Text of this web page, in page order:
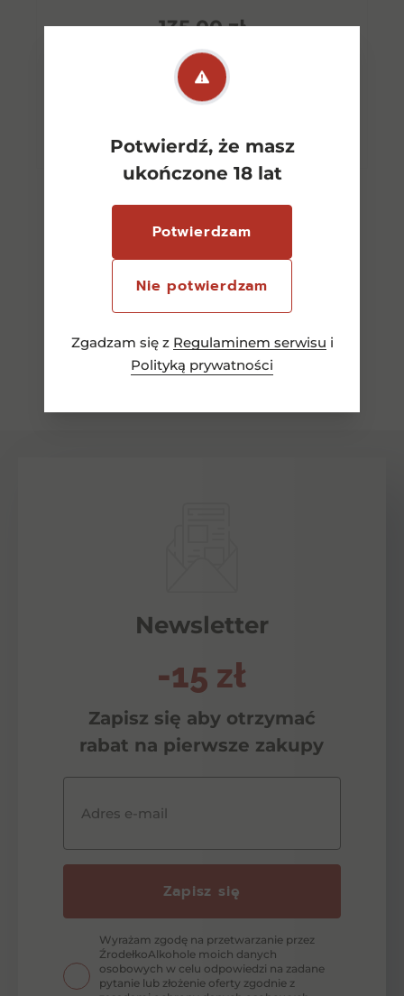
Potwierdź, że masz
ukończone 18 lat
Potwierdzam
Nie potwierdzam
Zgadzam się z Regulaminem serwisu i
Polityką prywatności
135,00zł
Dowiedz się więcej
Zobacz wszystkie
Newsletter
-15 zł
Zapisz się aby otrzymać
rabat na pierwsze zakupy
Adres e-mail
Zapisz się
Wyrażam zgodę na przetwarzanie przez
ŹrodełkoAlkohole moich danych
osobowych w celu odpowiedzi na zadane
pytanie lub złożenie oferty zgodnie z